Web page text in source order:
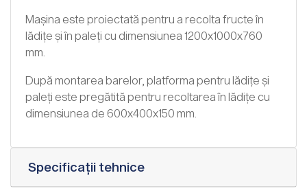
Mașina este proiectată pentru a recolta fructe în
lădițe și în paleți cu dimensiunea 1200x1000x760
mm.
După montarea barelor, platforma pentru lădițe și
paleți este pregătită pentru recoltarea în lădițe cu
dimensiunea de 600x400x150 mm.
Specificații tehnice